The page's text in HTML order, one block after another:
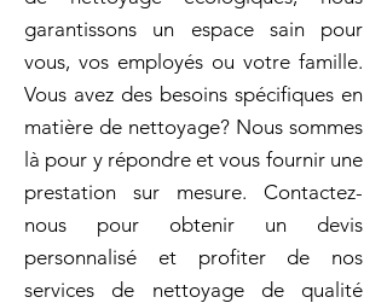
garantissons un espace sain pour
vous, vos employés ou votre famille.
Vous avez des besoins spécifiques en
matière de nettoyage? Nous sommes
là pour y répondre et vous fournir une
prestation sur mesure. Contactez-
nous pour obtenir un devis
personnalisé et profiter de nos
services de nettoyage de qualité